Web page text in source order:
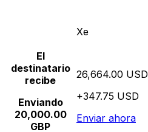
Xe
El
destinatario
recibe
Enviando
20,000.00
GBP
26,664.00 USD
+347.75 USD
Enviar ahora